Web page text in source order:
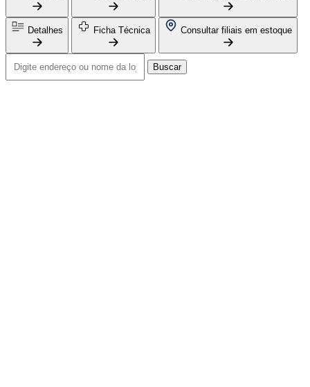
Detalhes Ficha Técnica Consultar filiais em estoque
Buscar